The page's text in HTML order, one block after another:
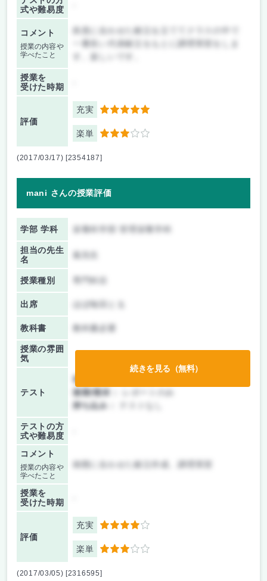
式や難易度
コメント
授業の内容や
学べたこと
疾患に合わせた献立を立ててクラスの中で
一番良い代表献立をもとに調理実習をしま
授業を
受けた時期
評価
充実 5
楽単 3
(2017/03/17) [2354187]
mani さんの授業評価
学部 学科 栄養科学部 管理栄養学科
担当の先生
名
嵐先生
授業種別
出席 ほぼ毎回とる
教科書 教科書必要
授業の雰囲
気
テスト
前期/中間：
後期/期末：
持ち込み：
テストの方
式や難易度
コメント
授業の内容や
学べたこと
病態に合わせた献立作成、調理実習
授業を
受けた時期
評価
充実 4
楽単 3
続きを見る（無料）
(2017/03/05) [2316595]